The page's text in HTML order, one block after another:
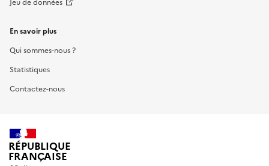
En savoir plus
Qui sommes-nous ?
Statistiques
Contactez-nous
RÉPUBLIQUE
FRANÇAISE